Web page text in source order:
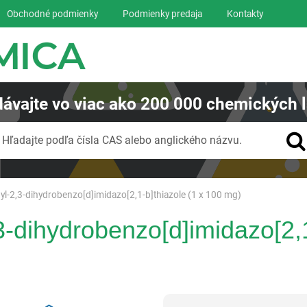
2,3-dihydrobenzo[d]imidazo[2,1-b]thiazole (1 x 100 mg)
Obchodné podmienky Podmienky predaja Kontakty
vo viac ako200 000 chemických
Hľadajte podľa čísla CAS alebo anglického názvu.